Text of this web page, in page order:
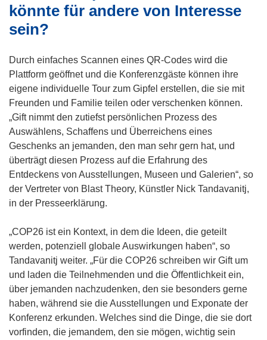
n
u
e
m
F
e
n
s
t
e
r
könnte für andere von Interesse
sein?
Durch einfaches Scannen eines QR-Codes wird die
Plattform geöffnet und die Konferenzgäste können ihre
eigene individuelle Tour zum Gipfel erstellen, die sie mit
Freunden und Familie teilen oder verschenken können.
„Gift nimmt den zutiefst persönlichen Prozess des
Auswählens, Schaffens und Überreichens eines
Geschenks an jemanden, den man sehr gern hat, und
überträgt diesen Prozess auf die Erfahrung des
Entdeckens von Ausstellungen, Museen und Galerien“, so
der Vertreter von Blast Theory, Künstler Nick Tandavanitj,
in der Presseerklärung.
„COP26 ist ein Kontext, in dem die Ideen, die geteilt
werden, potenziell globale Auswirkungen haben“, so
Tandavanitj weiter. „Für die COP26 schreiben wir Gift um
und laden die Teilnehmenden und die Öffentlichkeit ein,
über jemanden nachzudenken, den sie besonders gerne
haben, während sie die Ausstellungen und Exponate der
Konferenz erkunden. Welches sind die Dinge, die sie dort
vorfinden, die jemandem, den sie mögen, wichtig sein